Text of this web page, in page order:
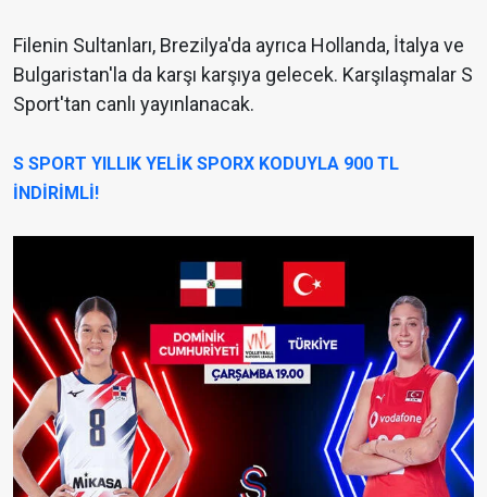
Filenin Sultanları, Brezilya'da ayrıca Hollanda, İtalya ve
Bulgaristan'la da karşı karşıya gelecek. Karşılaşmalar S
Sport'tan canlı yayınlanacak.
S SPORT YILLIK YELİK SPORX KODUYLA 900 TL
İNDİRİMLİ!